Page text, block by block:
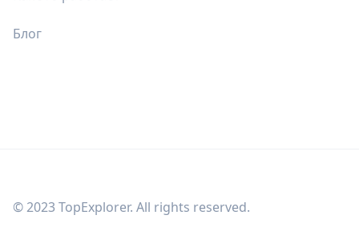
Блог
© 2023 TopExplorer. All rights reserved.